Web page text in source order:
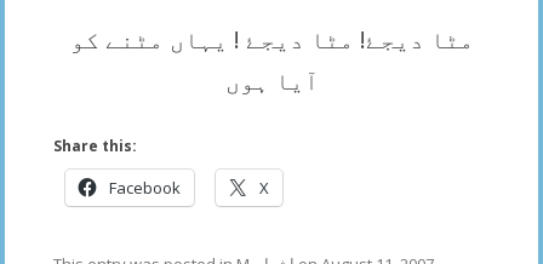
مٹا دیجۓ! مٹا دیجۓ ! یہاں مٹنے کو
آیا ہوں
Share this:
Facebook X